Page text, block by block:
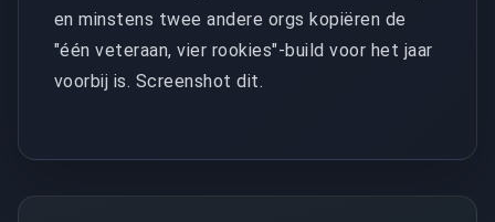
en minstens twee andere orgs kopiëren de
"één veteraan, vier rookies"-build voor het jaar
voorbij is. Screenshot dit.